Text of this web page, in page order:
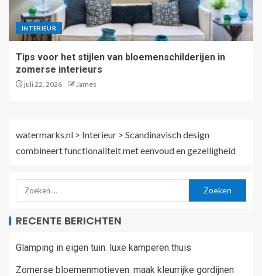
INTERIEUR
Tips voor het stijlen van bloemenschilderijen in
zomerse interieurs
juli 22, 2026 James
watermarks.nl > Interieur > Scandinavisch design
combineert functionaliteit met eenvoud en gezelligheid
RECENTE BERICHTEN
Glamping in eigen tuin: luxe kamperen thuis
Zomerse bloemenmotieven: maak kleurrijke gordijnen